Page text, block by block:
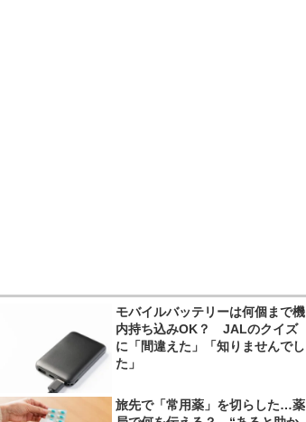
モバイルバッテリーは何個まで機
内持ち込みOK？ JALのクイズ
に「間違えた」「知りませんでし
た」
旅先で「常用薬」を切らした…薬